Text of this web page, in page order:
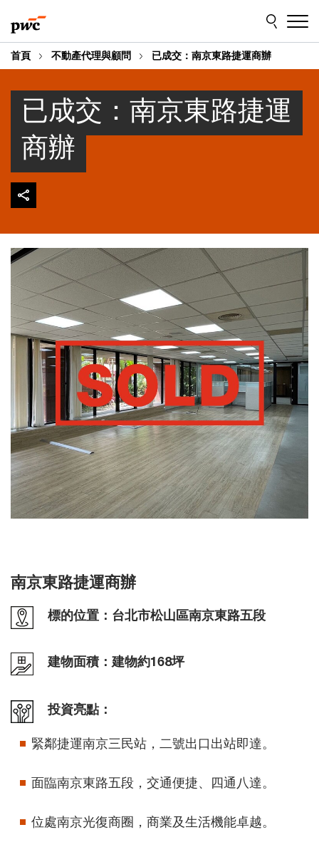
to
content
to
footer
首頁 不動產代理與顧問 已成交：南京東路捷運商辦
已成交：南京東路捷運
商辦
南京東路捷運商辦
標的位置：台北市松山區南京東路五段
建物面積：建物約168坪
投資亮點：
緊鄰捷運南京三民站，二號出口出站即達。
面臨南京東路五段，交通便捷、四通八達。
位處南京光復商圈，商業及生活機能卓越。